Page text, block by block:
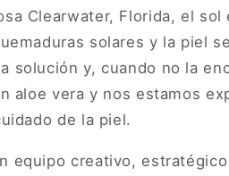
Clearwater, Florida, el
solares y la piel
solución y, cuando no la
aloe vera y nos estamos
de la piel.
equipo creativo,